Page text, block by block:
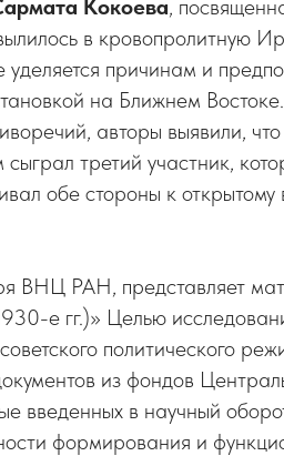
Кокоева,
в кровопролитную
причинам и
на Ближнем
авторы выявили,
третий участник,
обе стороны к
ВНЦ РАН, представляет
е гг.)» Целью
политического
из фондов
введенных в научный
формирования и